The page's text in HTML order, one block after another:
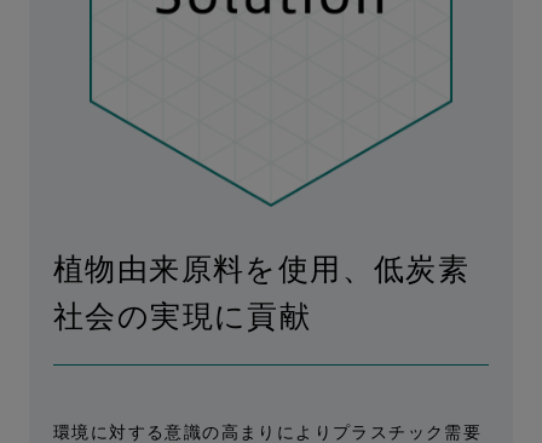
植物由来原料を使用、低炭素
社会の実現に貢献
環境に対する意識の高まりによりプラスチック需要